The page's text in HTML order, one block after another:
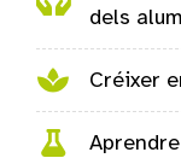
dels
Créixer